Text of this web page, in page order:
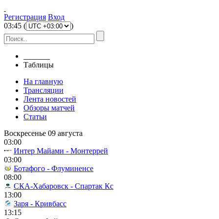
Регистрация Вход
03:45 ( )
Таблицы
На главную
Трансляции
Лента новостей
Обзоры матчей
Статьи
Воскресенье 09 августа
03:00
Интер Майами - Монтеррей
03:00
Ботафого - Флуминенсе
08:00
СКА-Хабаровск - Спартак Кс
13:00
Заря - Кривбасс
13:15